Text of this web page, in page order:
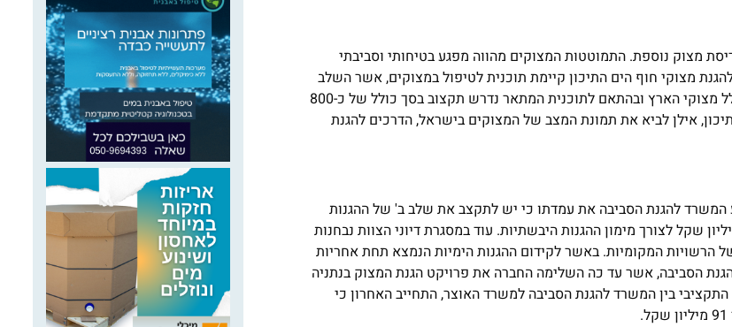
מצוק נוספת. התמוטטות המצוקים מהווה מפגע בטיחותי וסביבתי
מצוקי חוף הים התיכון קיימת תוכנית לטיפול במצוקים, אשר השלב
הראשון שלה הושלם בהצלחה – לשם השלמת ההגנות הימיות והיבשתיות בכלל מצוקי הארץ ובהתאם לתוכנית המתאר נדרש תקצוב בסך כולל של כ-800
אילן לביא את תמונת המצב של המצוקים בישראל, הדרכים להגנת
הצוות הבין משרדי הפועל מתוקף החלטת הממשלה 1851, הביע המשרד להגנת הסביבה את עמדתו כי יש לתקצב את שלב ב' של ההגנות
בהיקף של 360 מיליון שקל וכן נדרשים תקציבים בהיקף של כ-440 מיליון שקל לצורך מימון ההגנות היבשתיות. עוד במסגרת דיוני הצוות נבחנות
הרשויות המקומיות. באשר לקידום ההגנות הימיות הנמצא תחת אחריות
הסביבה, אשר עד כה השלימה החברה את פרויקט הגנת המצוק בנתניה
בין המשרד להגנת הסביבה למשרד האוצר, התחייב האחרון כי